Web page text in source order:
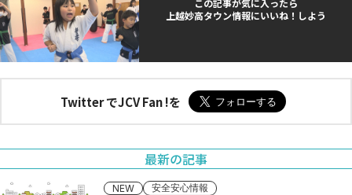
この記事が気に入ったら
上越妙高タウン情報にいいね！しよう
Twitter でJCV Fan !を
最新の記事
NEW 安全安心情報